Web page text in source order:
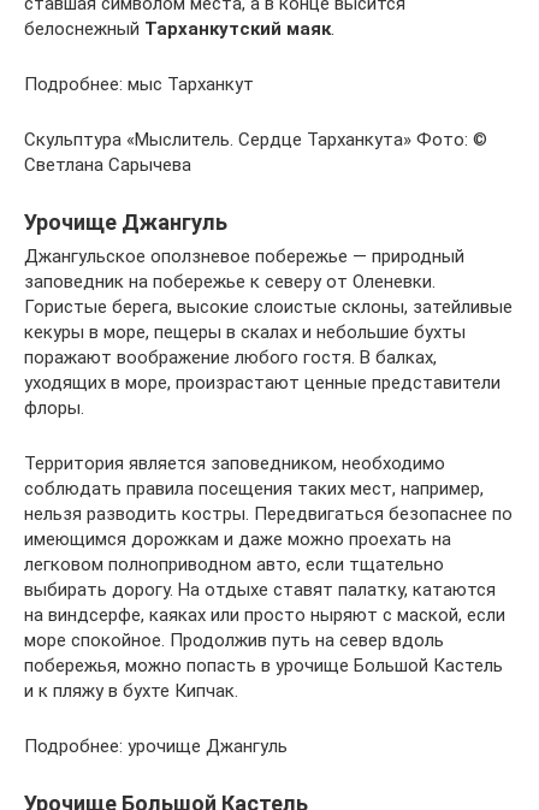
белоснежный Тарханкутский маяк.
Подробнее: мыс Тарханкут
Скульптура «Мыслитель. Сердце Тарханкута» Фото: ©
Светлана Сарычева
Урочище Джангуль
Джангульское оползневое побережье — природный
заповедник на побережье к северу от Оленевки.
Гористые берега, высокие слоистые склоны, затейливые
кекуры в море, пещеры в скалах и небольшие бухты
поражают воображение любого гостя. В балках,
уходящих в море, произрастают ценные представители
флоры.
Территория является заповедником, необходимо
соблюдать правила посещения таких мест, например,
нельзя разводить костры. Передвигаться безопаснее по
имеющимся дорожкам и даже можно проехать на
легковом полноприводном авто, если тщательно
выбирать дорогу. На отдыхе ставят палатку, катаются
на виндсерфе, каяках или просто ныряют с маской, если
море спокойное. Продолжив путь на север вдоль
побережья, можно попасть в урочище Большой Кастель
и к пляжу в бухте Кипчак.
Подробнее: урочище Джангуль
Урочище Большой Кастель